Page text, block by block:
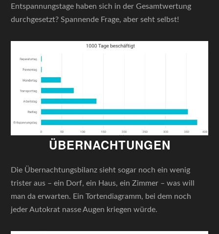
Entspannungstage haben sich in der Gesamtwertung
durchgesetzt? Spannende Frage, aber seht selbst!
ÜBERNACHTUNGEN
Die Übernachtungsbilanz sieht sogar noch ein wenig
trister aus – ein Dorf, ein Haus, ein Zimmer – was will
man da erwarten. Ein Tortendiagramm, bei dem noch
jeder Autokrat nasse Augen kriegen würde.